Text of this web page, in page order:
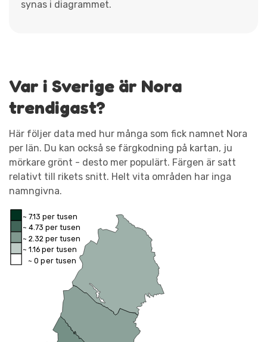
synas i diagrammet.
Var i Sverige är Nora
trendigast?
Här följer data med hur många som fick namnet Nora
per län. Du kan också se färgkodning på kartan, ju
mörkare grönt - desto mer populärt. Färgen är satt
relativt till rikets snitt. Helt vita områden har inga
namngivna.
~ 7.13 per tusen
~ 4.73 per tusen
~ 2.32 per tusen
~ 1.16 per tusen
~ 0 per tusen